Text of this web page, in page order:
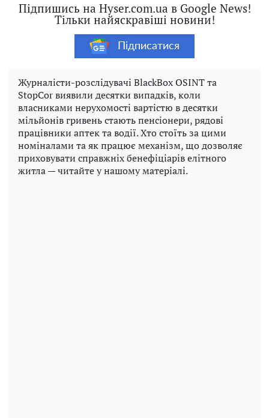
Підпишись на Hyser.com.ua в Google News!
Тільки найяскравіші новини!
Підписатися
Журналісти-розслідувачі BlackBox OSINT та
StopCor виявили десятки випадків, коли
власниками нерухомості вартістю в десятки
мільйонів гривень стають пенсіонери, рядові
працівники аптек та водії. Хто стоїть за цими
номіналами та як працює механізм, що дозволяє
приховувати справжніх бенефіціарів елітного
житла — читайте у нашому матеріалі.